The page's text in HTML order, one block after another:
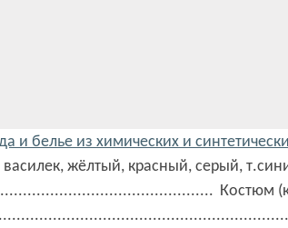
и белье из химических и
василек, жёлтый, красный, серый,
Костюм